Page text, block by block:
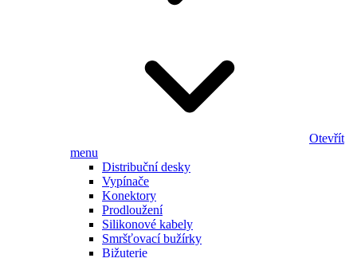
Otevřít
menu
Distribuční desky
Vypínače
Konektory
Prodloužení
Silikonové kabely
Smršťovací bužírky
Bižuterie